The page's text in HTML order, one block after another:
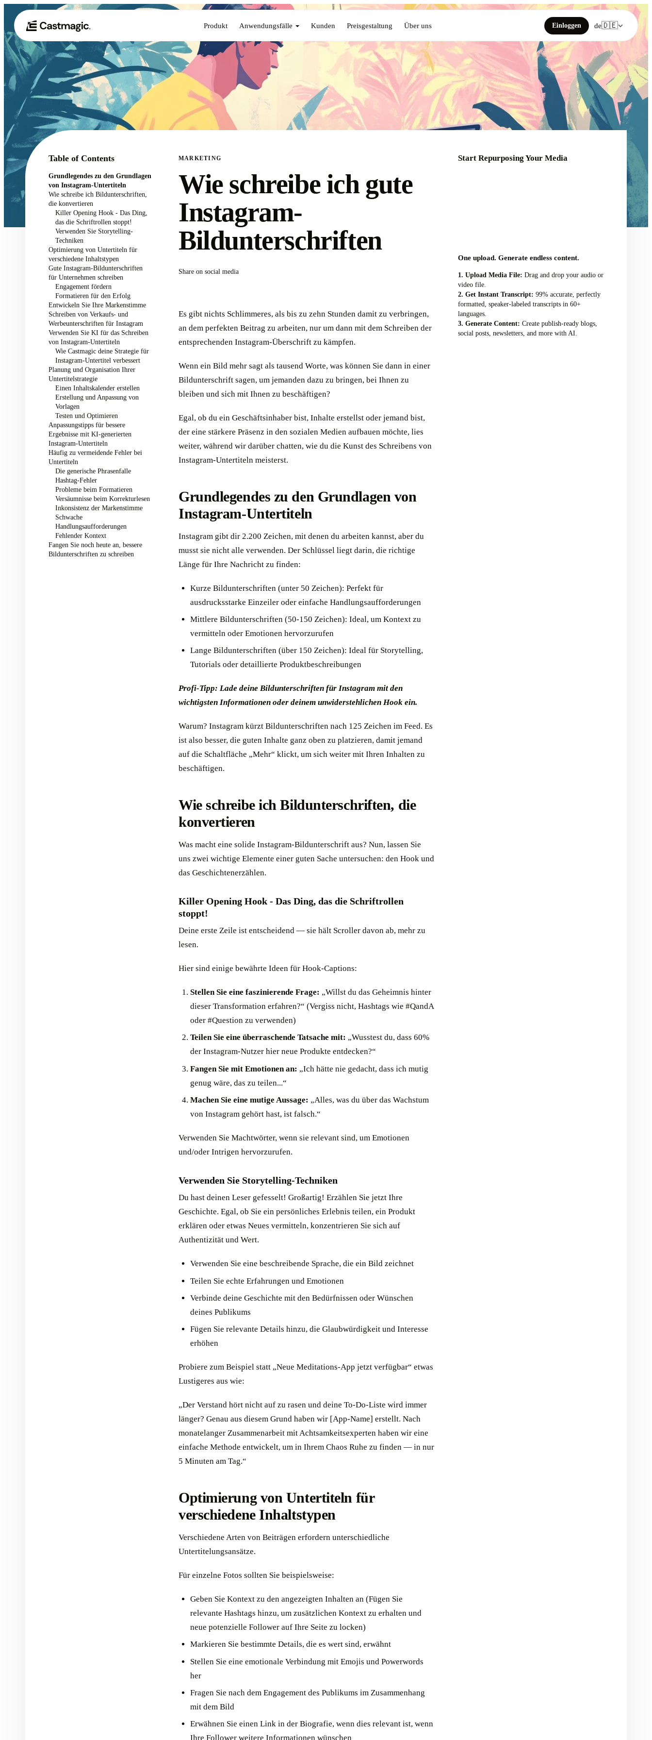
Produkt Anwendungsfälle Kunden Preisgestaltung Über uns Einloggen de🇩🇪
Table of Contents
Grundlegendes zu den Grundlagen
von Instagram-Untertiteln
Wie schreibe ich Bildunterschriften,
die konvertieren
Killer Opening Hook - Das Ding,
das die Schriftrollen stoppt!
Verwenden Sie Storytelling-
Techniken
Optimierung von Untertiteln für
verschiedene Inhaltstypen
Gute Instagram-Bildunterschriften
für Unternehmen schreiben
Engagement fördern
Formatieren für den Erfolg
Entwickeln Sie Ihre Markenstimme
Schreiben von Verkaufs- und
Werbeunterschriften für Instagram
Verwenden Sie KI für das Schreiben
von Instagram-Untertiteln
Wie Castmagic deine Strategie für
Instagram-Untertitel verbessert
Planung und Organisation Ihrer
Untertitelstrategie
Einen Inhaltskalender erstellen
Erstellung und Anpassung von
Vorlagen
Testen und Optimieren
Anpassungstipps für bessere
Ergebnisse mit KI-generierten
Instagram-Untertiteln
Häufig zu vermeidende Fehler bei
Untertiteln
Die generische Phrasenfalle
Hashtag-Fehler
Probleme beim Formatieren
Versäumnisse beim Korrekturlesen
Inkonsistenz der Markenstimme
Schwache
Handlungsaufforderungen
Fehlender Kontext
Fangen Sie noch heute an, bessere
Bildunterschriften zu schreiben
MARKETING
Wie schreibe ich gute
Instagram-
Bildunterschriften
Share on social media
Es gibt nichts Schlimmeres, als bis zu zehn Stunden damit zu verbringen,
an dem perfekten Beitrag zu arbeiten, nur um dann mit dem Schreiben der
entsprechenden Instagram-Überschrift zu kämpfen.
Wenn ein Bild mehr sagt als tausend Worte, was können Sie dann in einer
Bildunterschrift sagen, um jemanden dazu zu bringen, bei Ihnen zu
bleiben und sich mit Ihnen zu beschäftigen?
Egal, ob du ein Geschäftsinhaber bist, Inhalte erstellst oder jemand bist,
der eine stärkere Präsenz in den sozialen Medien aufbauen möchte, lies
weiter, während wir darüber chatten, wie du die Kunst des Schreibens von
Instagram-Untertiteln meisterst.
Grundlegendes zu den Grundlagen von
Instagram-Untertiteln
Instagram gibt dir 2.200 Zeichen, mit denen du arbeiten kannst, aber du
musst sie nicht alle verwenden. Der Schlüssel liegt darin, die richtige
Länge für Ihre Nachricht zu finden:
Kurze Bildunterschriften (unter 50 Zeichen): Perfekt für
ausdrucksstarke Einzeiler oder einfache Handlungsaufforderungen
Mittlere Bildunterschriften (50-150 Zeichen): Ideal, um Kontext zu
vermitteln oder Emotionen hervorzurufen
Lange Bildunterschriften (über 150 Zeichen): Ideal für Storytelling,
Tutorials oder detaillierte Produktbeschreibungen
Profi-Tipp: Lade deine Bildunterschriften für Instagram mit den
wichtigsten Informationen oder deinem unwiderstehlichen Hook ein.
Warum? Instagram kürzt Bildunterschriften nach 125 Zeichen im Feed. Es
ist also besser, die guten Inhalte ganz oben zu platzieren, damit jemand
auf die Schaltfläche „Mehr“ klickt, um sich weiter mit Ihren Inhalten zu
beschäftigen.
Wie schreibe ich Bildunterschriften, die
konvertieren
Was macht eine solide Instagram-Bildunterschrift aus? Nun, lassen Sie
uns zwei wichtige Elemente einer guten Sache untersuchen: den Hook und
das Geschichtenerzählen.
Killer Opening Hook - Das Ding, das die Schriftrollen
stoppt!
Deine erste Zeile ist entscheidend — sie hält Scroller davon ab, mehr zu
lesen.
Hier sind einige bewährte Ideen für Hook-Captions:
Stellen Sie eine faszinierende Frage: „Willst du das Geheimnis hinter
dieser Transformation erfahren?“ (Vergiss nicht, Hashtags wie #QandA
oder #Question zu verwenden)
Teilen Sie eine überraschende Tatsache mit: „Wusstest du, dass 60%
der Instagram-Nutzer hier neue Produkte entdecken?“
Fangen Sie mit Emotionen an: „Ich hätte nie gedacht, dass ich mutig
genug wäre, das zu teilen...“
Machen Sie eine mutige Aussage: „Alles, was du über das Wachstum
von Instagram gehört hast, ist falsch.“
Verwenden Sie Machtwörter, wenn sie relevant sind, um Emotionen
und/oder Intrigen hervorzurufen.
Verwenden Sie Storytelling-Techniken
Du hast deinen Leser gefesselt! Großartig! Erzählen Sie jetzt Ihre
Geschichte. Egal, ob Sie ein persönliches Erlebnis teilen, ein Produkt
erklären oder etwas Neues vermitteln, konzentrieren Sie sich auf
Authentizität und Wert.
Verwenden Sie eine beschreibende Sprache, die ein Bild zeichnet
Teilen Sie echte Erfahrungen und Emotionen
Verbinde deine Geschichte mit den Bedürfnissen oder Wünschen
deines Publikums
Fügen Sie relevante Details hinzu, die Glaubwürdigkeit und Interesse
erhöhen
Probiere zum Beispiel statt „Neue Meditations-App jetzt verfügbar“ etwas
Lustigeres aus wie:
„Der Verstand hört nicht auf zu rasen und deine To-Do-Liste wird immer
länger? Genau aus diesem Grund haben wir [App-Name] erstellt. Nach
monatelanger Zusammenarbeit mit Achtsamkeitsexperten haben wir eine
einfache Methode entwickelt, um in Ihrem Chaos Ruhe zu finden — in nur
5 Minuten am Tag.“
Optimierung von Untertiteln für
verschiedene Inhaltstypen
Verschiedene Arten von Beiträgen erfordern unterschiedliche
Untertitelungsansätze.
Für einzelne Fotos sollten Sie beispielsweise:
Geben Sie Kontext zu den angezeigten Inhalten an (Fügen Sie
relevante Hashtags hinzu, um zusätzlichen Kontext zu erhalten und
neue potenzielle Follower auf Ihre Seite zu locken)
Markieren Sie bestimmte Details, die es wert sind, erwähnt
Stellen Sie eine emotionale Verbindung mit Emojis und Powerwords
her
Fragen Sie nach dem Engagement des Publikums im Zusammenhang
mit dem Bild
Erwähnen Sie einen Link in der Biografie, wenn dies relevant ist, wenn
Ihre Follower weitere Informationen wünschen
Start Repurposing Your Media
One upload. Generate endless content.
Upload Media File: Drag and drop your audio or
video file.
Get Instant Transcript: 99% accurate, perfectly
formatted, speaker-labeled transcripts in 60+
languages.
Generate Content: Create publish-ready blogs,
social posts, newsletters, and more with AI.